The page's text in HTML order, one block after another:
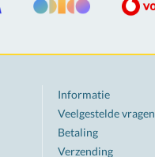
Informatie
Veelgestelde vragen
Betaling
Verzending